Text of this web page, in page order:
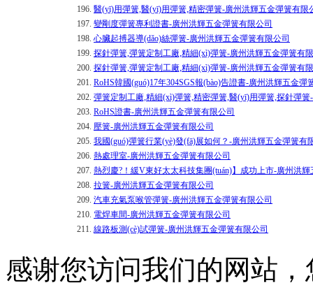
196. 醫(yī)用彈簧,醫(yī)用彈簧,精密彈簧-廣州洪輝五金彈簧有限
197. 變剛度彈簧專利證書-廣州洪輝五金彈簧有限公司
198. 心臟起搏器導(dǎo)絲彈簧-廣州洪輝五金彈簧有限公司
199. 探針彈簧,彈簧定制工廠,精細(xì)彈簧-廣州洪輝五金彈簧有
200. 探針彈簧,彈簧定制工廠,精細(xì)彈簧-廣州洪輝五金彈簧有
201. RoHS韓國(guó)17年304SGS報(bào)告證書-廣州洪輝五金彈
202. 彈簧定制工廠,精細(xì)彈簧,精密彈簧,醫(yī)用彈簧,探針彈
203. RoHS證書-廣州洪輝五金彈簧有限公司
204. 壓簧-廣州洪輝五金彈簧有限公司
205. 我國(guó)彈簧行業(yè)發(fā)展如何？-廣州洪輝五金彈簧有
206. 熱處理室-廣州洪輝五金彈簧有限公司
207. 熱烈慶?！緩V東好太太科技集團(tuán)】成功上市-廣州洪
208. 拉簧-廣州洪輝五金彈簧有限公司
209. 汽車充氣泵喉管彈簧-廣州洪輝五金彈簧有限公司
210. 電焊車間-廣州洪輝五金彈簧有限公司
211. 線路板測(cè)試彈簧-廣州洪輝五金彈簧有限公司
感谢您访问我们的网站